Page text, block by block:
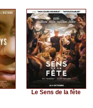
Le Sens de la fête